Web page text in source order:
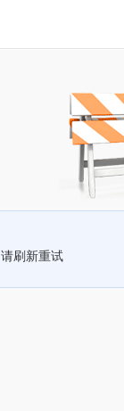
刷新重试